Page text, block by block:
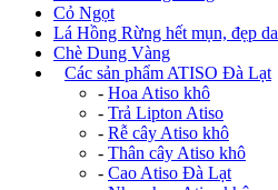
Cỏ Ngọt
Lá Hồng Rừng hết mụn, đẹp da
Chè Dung Vàng
Các sản phẩm ATISO Đà Lạt
- Hoa Atiso khô
- Trả Lipton Atiso
- Rễ cây Atiso khô
- Thân cây Atiso khô
- Cao Atiso Đà Lạt